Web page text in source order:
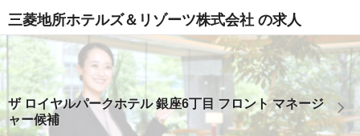
三菱地所ホテルズ＆リゾーツ株式会社 の求人
ザ ロイヤルパークホテル 銀座6丁目 フロント マネージ
ャー候補